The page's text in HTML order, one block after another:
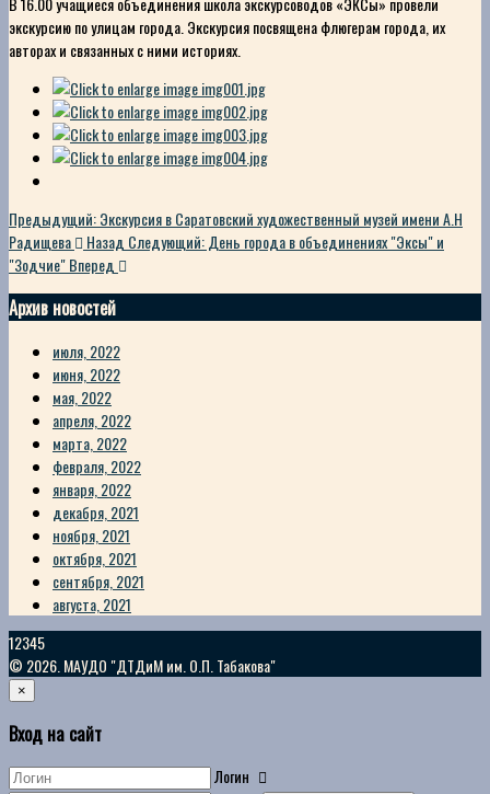
экскурсию по улицам города. Экскурсия посвящена флюгерам города, их
авторах и связанных с ними историях.
Предыдущий: Экскурсия в Саратовский художественный музей имени А.Н
Радищева
Назад Следующий: День города в объединениях "Эксы" и
"Зодчие"Вперед
Архив новостей
июля, 2022
июня, 2022
мая, 2022
апреля, 2022
марта, 2022
февраля, 2022
января, 2022
декабря, 2021
ноября, 2021
октября, 2021
сентября, 2021
августа, 2021
12345
© 2026. МАУДО "ДТДиМ им. О.П. Табакова"
×
Вход на сайт
Логин